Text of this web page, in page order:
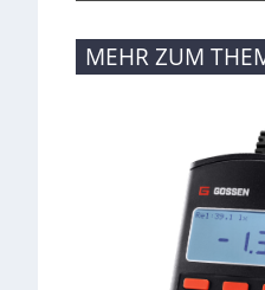
MEHR ZUM